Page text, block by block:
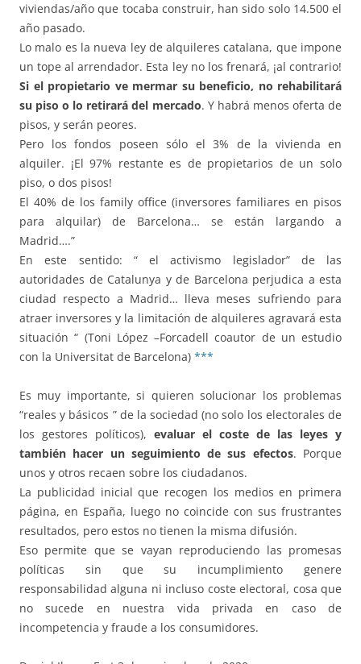
viviendas/año que tocaba construir, han sido solo 14.500 el
año pasado.
Lo malo es la nueva ley de alquileres catalana, que impone
un tope al arrendador. Esta ley no los frenará, ¡al contrario!
Si el propietario ve mermar su beneficio, no rehabilitará
su piso o lo retirará del mercado. Y habrá menos oferta de
pisos, y serán peores.
Pero los fondos poseen sólo el 3% de la vivienda en
alquiler. ¡El 97% restante es de propietarios de un solo
piso, o dos pisos!
El 40% de los family office (inversores familiares en pisos
para alquilar) de Barcelona… se están largando a
Madrid….”
En este sentido: “ el activismo legislador” de las
autoridades de Catalunya y de Barcelona perjudica a esta
ciudad respecto a Madrid… lleva meses sufriendo para
atraer inversores y la limitación de alquileres agravará esta
situación “ (Toni López –Forcadell coautor de un estudio
con la Universitat de Barcelona) ***
Es muy importante, si quieren solucionar los problemas
“reales y básicos ” de la sociedad (no solo los electorales de
los gestores políticos), evaluar el coste de las leyes y
también hacer un seguimiento de sus efectos. Porque
unos y otros recaen sobre los ciudadanos.
La publicidad inicial que recogen los medios en primera
página, en España, luego no coincide con sus frustrantes
resultados, pero estos no tienen la misma difusión.
Eso permite que se vayan reproduciendo las promesas
políticas sin que su incumplimiento genere
responsabilidad alguna ni incluso coste electoral, cosa que
no sucede en nuestra vida privada en caso de
incompetencia y fraude a los consumidores.